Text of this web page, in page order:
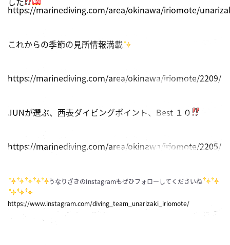
https://marinediving.com/area/okinawa/iriomote/
これからの季節の見所情報満載
https://marinediving.com/area/okinawa/iriomote/2209/
JUNが選ぶ、西表ダイビングポイント、Best １０
https://marinediving.com/area/okinawa/iriomote/2205/
うなりざきのInstagramもぜひフォローしてくださいね
https://www.instagram.com/diving_team_unarizaki_iriomote/